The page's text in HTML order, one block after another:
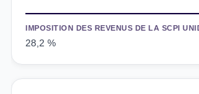
IMPOSITION DES REVENUS DE LA SCPI
28,2 %